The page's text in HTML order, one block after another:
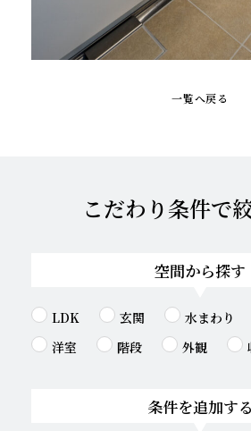
一覧へ戻る
こだわり条件で
空間から探す
LDK 玄関 水まわり
洋室
階段 外観
条件を追加する